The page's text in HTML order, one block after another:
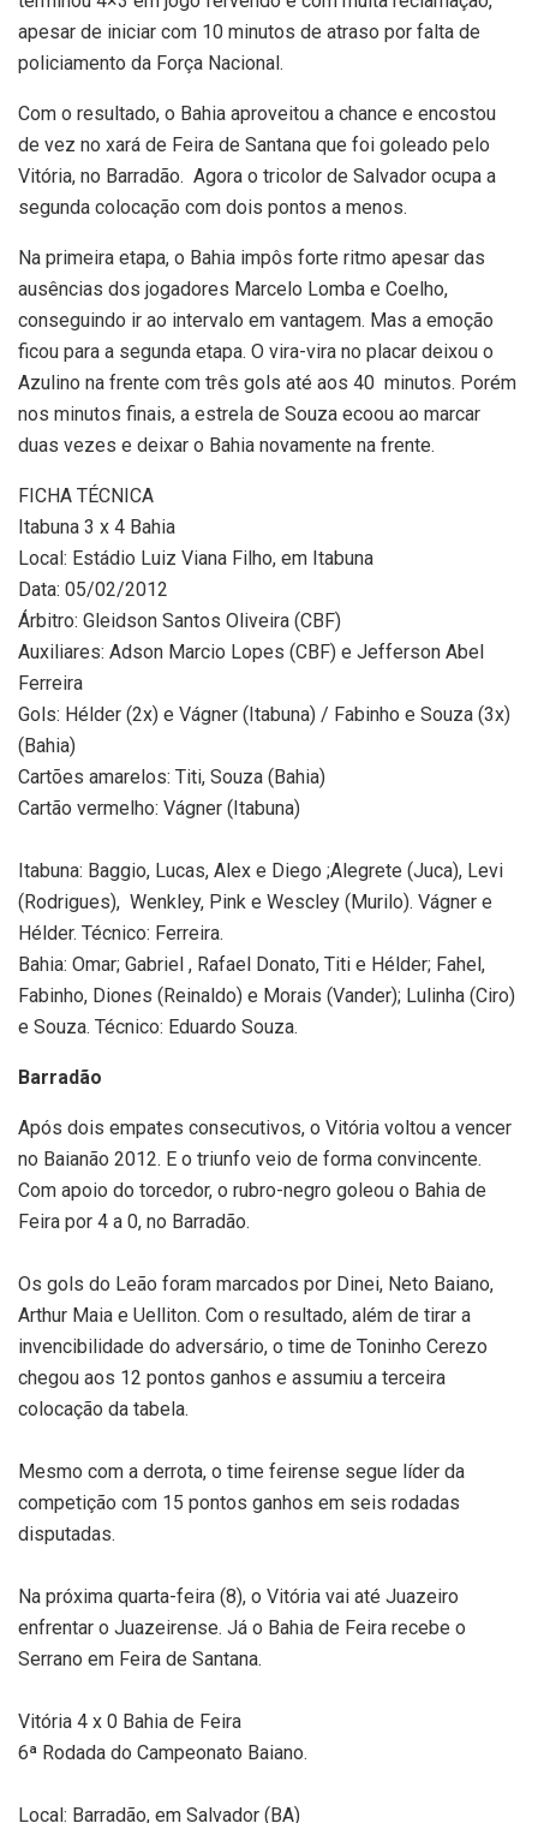
apesar de iniciar com 10 minutos de atraso por falta de
policiamento da Força Nacional.
Com o resultado, o Bahia aproveitou a chance e encostou
de vez no xará de Feira de Santana que foi goleado pelo
Vitória, no Barradão. Agora o tricolor de Salvador ocupa a
segunda colocação com dois pontos a menos.
Na primeira etapa, o Bahia impôs forte ritmo apesar das
ausências dos jogadores Marcelo Lomba e Coelho,
conseguindo ir ao intervalo em vantagem. Mas a emoção
ficou para a segunda etapa. O vira-vira no placar deixou o
Azulino na frente com três gols até aos 40 minutos. Porém
nos minutos finais, a estrela de Souza ecoou ao marcar
duas vezes e deixar o Bahia novamente na frente.
FICHA TÉCNICA
Itabuna 3 x 4 Bahia
Local: Estádio Luiz Viana Filho, em Itabuna
Data: 05/02/2012
Árbitro: Gleidson Santos Oliveira (CBF)
Auxiliares: Adson Marcio Lopes (CBF) e Jefferson Abel
Ferreira
Gols: Hélder (2x) e Vágner (Itabuna) / Fabinho e Souza (3x)
(Bahia)
Cartões amarelos: Titi, Souza (Bahia)
Cartão vermelho: Vágner (Itabuna)
Itabuna: Baggio, Lucas, Alex e Diego ;Alegrete (Juca), Levi
(Rodrigues), Wenkley, Pink e Wescley (Murilo). Vágner e
Hélder. Técnico: Ferreira.
Bahia: Omar; Gabriel , Rafael Donato, Titi e Hélder; Fahel,
Fabinho, Diones (Reinaldo) e Morais (Vander); Lulinha (Ciro)
e Souza. Técnico: Eduardo Souza.
Barradão
Após dois empates consecutivos, o Vitória voltou a vencer
no Baianão 2012. E o triunfo veio de forma convincente.
Com apoio do torcedor, o rubro-negro goleou o Bahia de
Feira por 4 a 0, no Barradão.
Os gols do Leão foram marcados por Dinei, Neto Baiano,
Arthur Maia e Uelliton. Com o resultado, além de tirar a
invencibilidade do adversário, o time de Toninho Cerezo
chegou aos 12 pontos ganhos e assumiu a terceira
colocação da tabela.
Mesmo com a derrota, o time feirense segue líder da
competição com 15 pontos ganhos em seis rodadas
disputadas.
Na próxima quarta-feira (8), o Vitória vai até Juazeiro
enfrentar o Juazeirense. Já o Bahia de Feira recebe o
Serrano em Feira de Santana.
Vitória 4 x 0 Bahia de Feira
6ª Rodada do Campeonato Baiano.
Local: Barradão, em Salvador (BA)